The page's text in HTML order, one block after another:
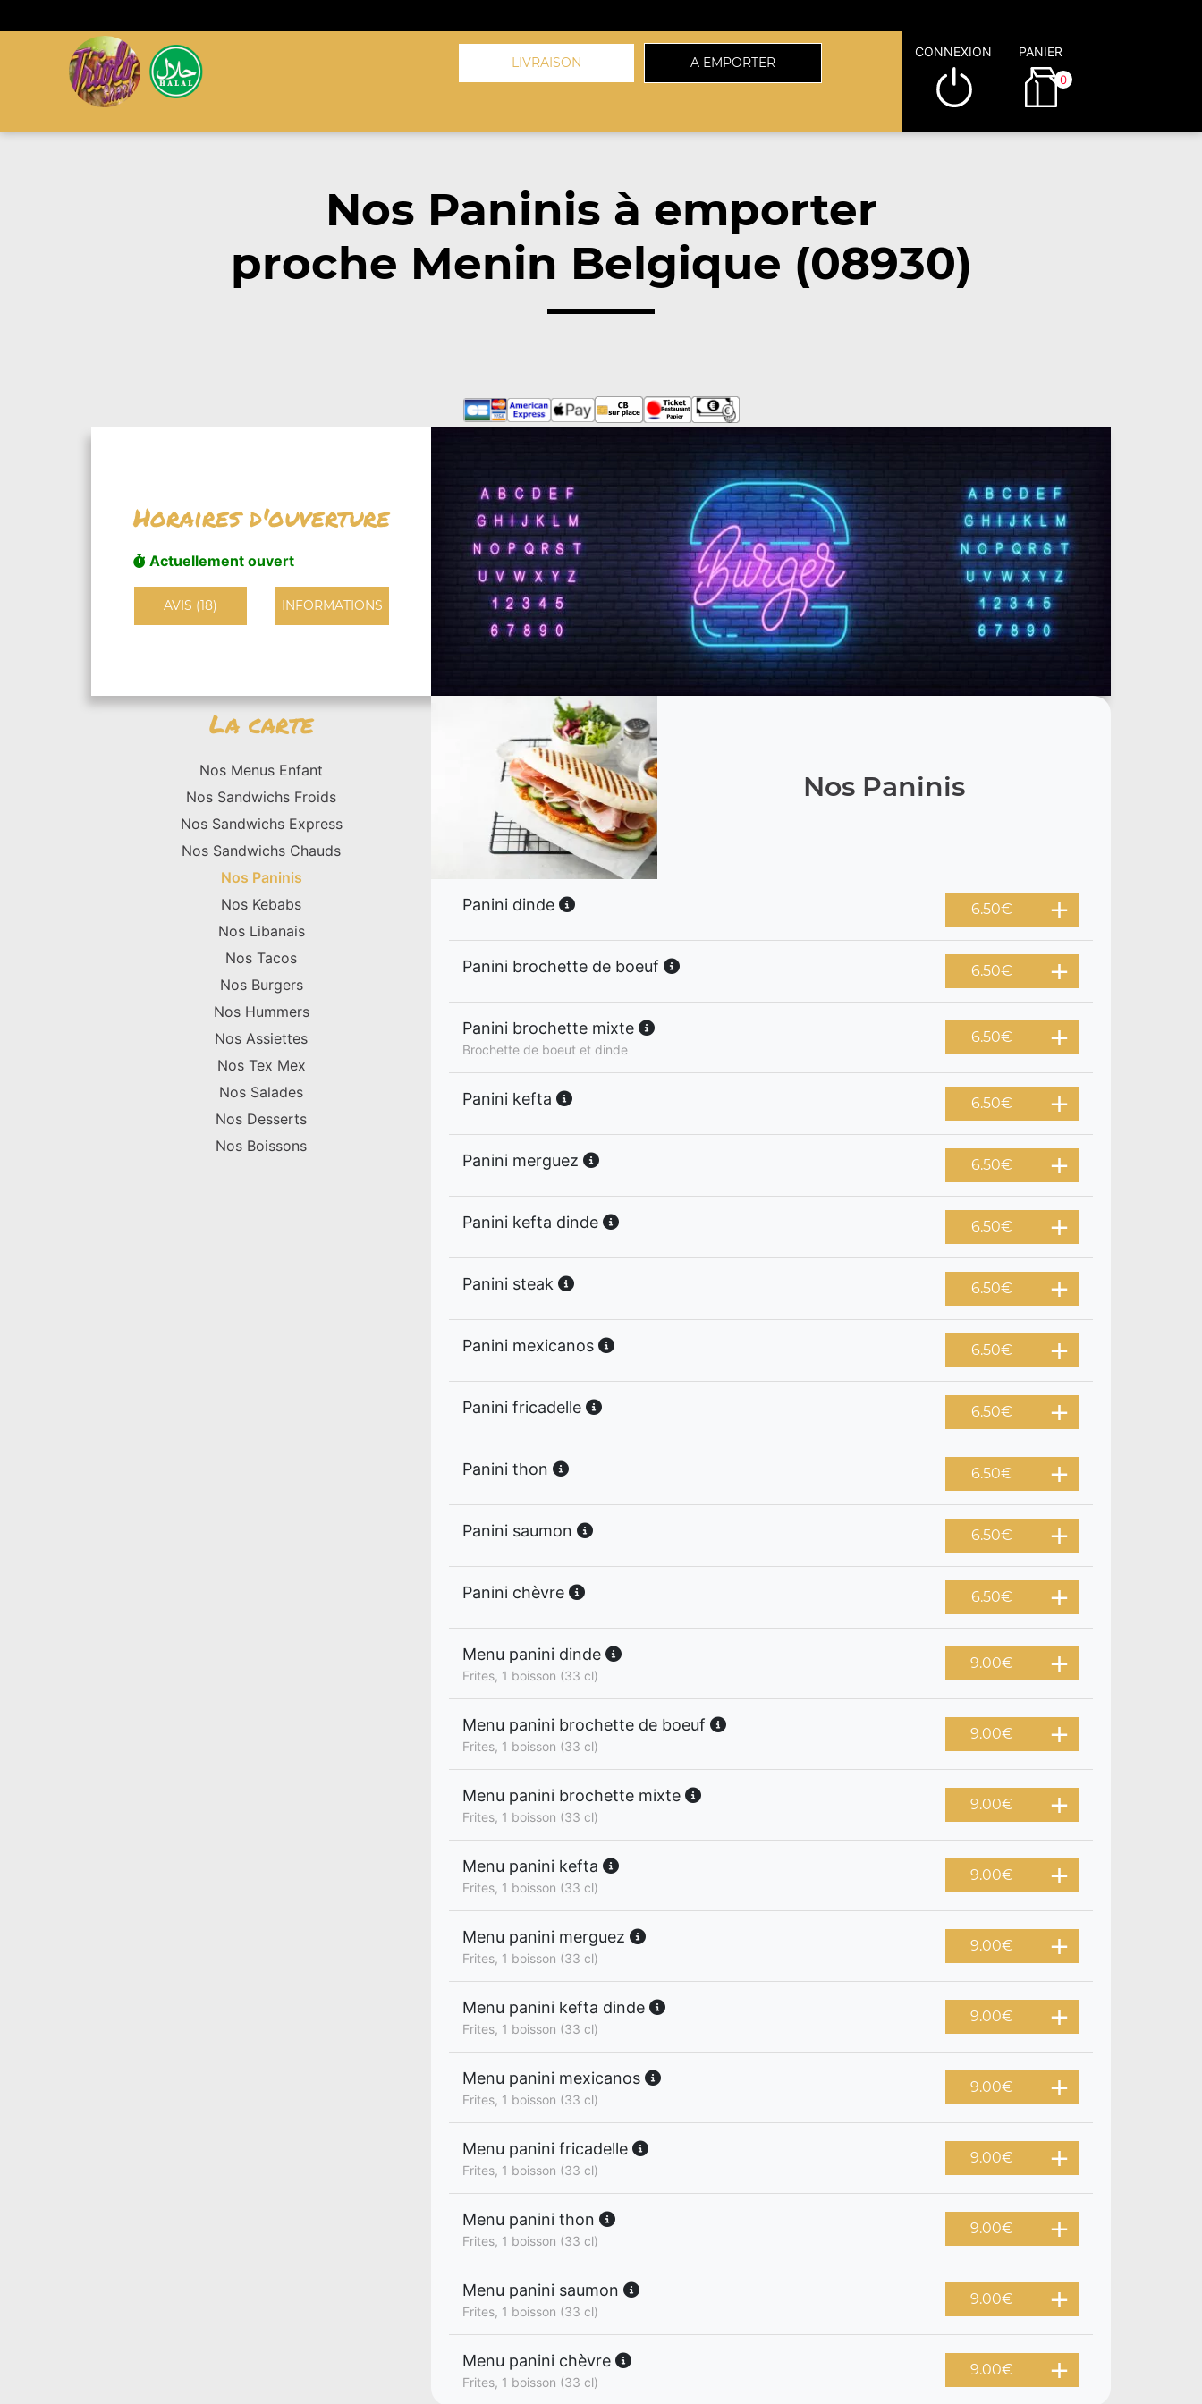
LIVRAISON A EMPORTER
CONNEXION PANIER
0
Nos Paninis à emporter
proche Menin Belgique (08930)
Horaires d'ouverture
Actuellement ouvert
AVIS (18) INFORMATIONS
La carte
Nos Menus Enfant
Nos Sandwichs Froids
Nos Sandwichs Express
Nos Sandwichs Chauds
Nos Paninis
Nos Kebabs
Nos Libanais
Nos Tacos
Nos Burgers
Nos Hummers
Nos Assiettes
Nos Tex Mex
Nos Salades
Nos Desserts
Nos Boissons
Nos Paninis
Panini dinde 6.50€
Panini brochette de boeuf 6.50€
Panini brochette mixte
Brochette de boeut et dinde
6.50€
Panini kefta 6.50€
Panini merguez 6.50€
Panini kefta dinde 6.50€
Panini steak 6.50€
Panini mexicanos 6.50€
Panini fricadelle 6.50€
Panini thon 6.50€
Panini saumon 6.50€
Panini chèvre 6.50€
Menu panini dinde
Frites, 1 boisson (33 cl)
9.00€
Menu panini brochette de boeuf
Frites, 1 boisson (33 cl)
9.00€
Menu panini brochette mixte
Frites, 1 boisson (33 cl)
9.00€
Menu panini kefta
Frites, 1 boisson (33 cl)
9.00€
Menu panini merguez
Frites, 1 boisson (33 cl)
9.00€
Menu panini kefta dinde
Frites, 1 boisson (33 cl)
9.00€
Menu panini mexicanos
Frites, 1 boisson (33 cl)
9.00€
Menu panini fricadelle
Frites, 1 boisson (33 cl)
9.00€
Menu panini thon
Frites, 1 boisson (33 cl)
9.00€
Menu panini saumon
Frites, 1 boisson (33 cl)
9.00€
Menu panini chèvre
Frites, 1 boisson (33 cl)
9.00€